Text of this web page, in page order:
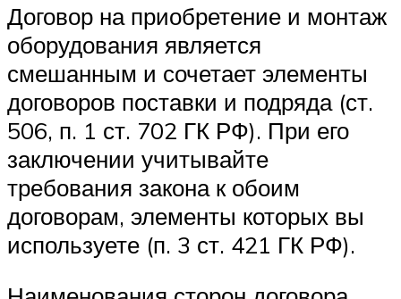
Договор на приобретение и монтаж
оборудования является
смешанным и сочетает элементы
договоров поставки и подряда (ст.
506, п. 1 ст. 702 ГК РФ). При его
заключении учитывайте
требования закона к обоим
договорам, элементы которых вы
используете (п. 3 ст. 421 ГК РФ).